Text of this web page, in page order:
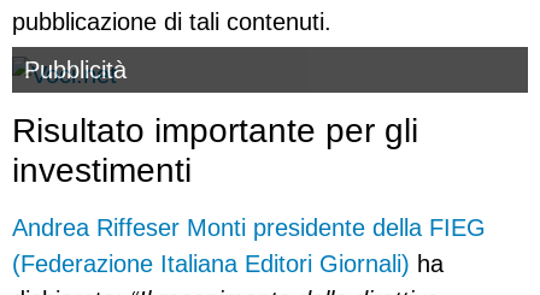
pubblicazione di tali contenuti.
Pubblicità
Risultato importante per gli
investimenti
Andrea Riffeser Monti presidente della FIEG
(Federazione Italiana Editori Giornali) ha